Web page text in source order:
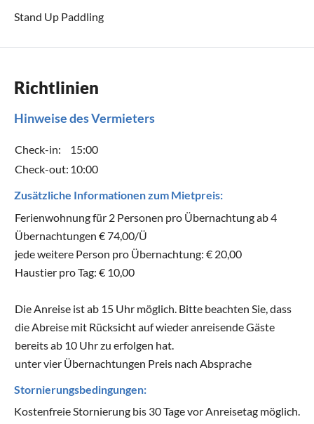
Stand Up Paddling
Richtlinien
Hinweise des Vermieters
Check-in:
15:00
Check-out: 10:00
Zusätzliche Informationen zum Mietpreis:
Ferienwohnung für 2 Personen pro Übernachtung ab 4
Übernachtungen € 74,00/Ü
jede weitere Person pro Übernachtung: € 20,00
Haustier pro Tag: € 10,00
Die Anreise ist ab 15 Uhr möglich. Bitte beachten Sie, dass
die Abreise mit Rücksicht auf wieder anreisende Gäste
bereits ab 10 Uhr zu erfolgen hat.
unter vier Übernachtungen Preis nach Absprache
Stornierungsbedingungen:
Kostenfreie Stornierung bis 30 Tage vor Anreisetag möglich.